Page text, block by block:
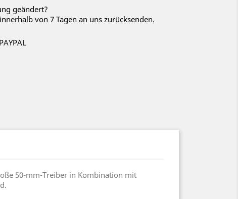
geändert?
von 7 Tagen an uns zurücksenden.
50-mm-Treiber in Kombination mit